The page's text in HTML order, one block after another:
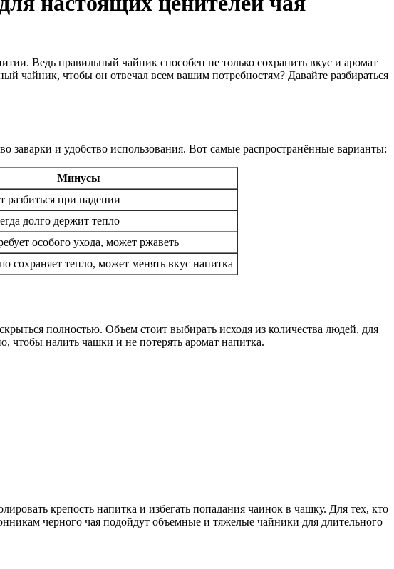
Ведь правильный чайник способен не только сохранить вкус и аромат
чайник, чтобы он отвечал всем вашим потребностям? Давайте разбираться
заварки и удобство использования. Вот самые распространённые варианты:
Минусы
при падении
долго держит тепло
особого ухода, может ржаветь
сохраняет тепло, может менять вкус напитка
полностью. Объем стоит выбирать исходя из количества людей, для
чтобы налить чашки и не потерять аромат напитка.
крепость напитка и избегать попадания чаинок в чашку. Для тех, кто
черного чая подойдут объемные и тяжелые чайники для длительного